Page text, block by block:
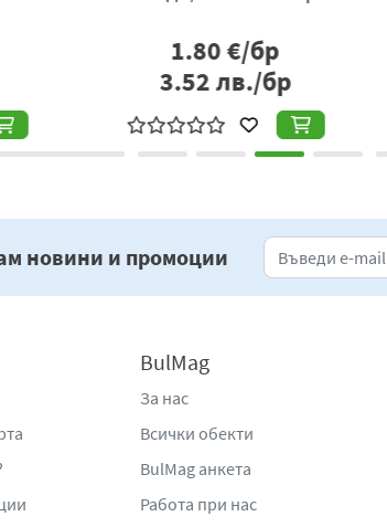
1.60€/бр
3.13лв./бр
новини и промоции
BulMag
За нас
Всички обекти
BulMag анкета
Работа при нас